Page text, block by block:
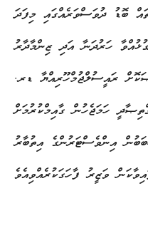
ބޮޑު ދުވަސްވަރެއްގައި މިފަދަ
ހަރުދަނާ އަދި ޒިންމާދާރު
ރައީސުލްޖުމްހޫރިއްޔާ ޑރ.
ހަމަޖެހުން ގާއިމްކުރުމަށް
އިންވެސްޓަރުންގެ އިތުބާރު